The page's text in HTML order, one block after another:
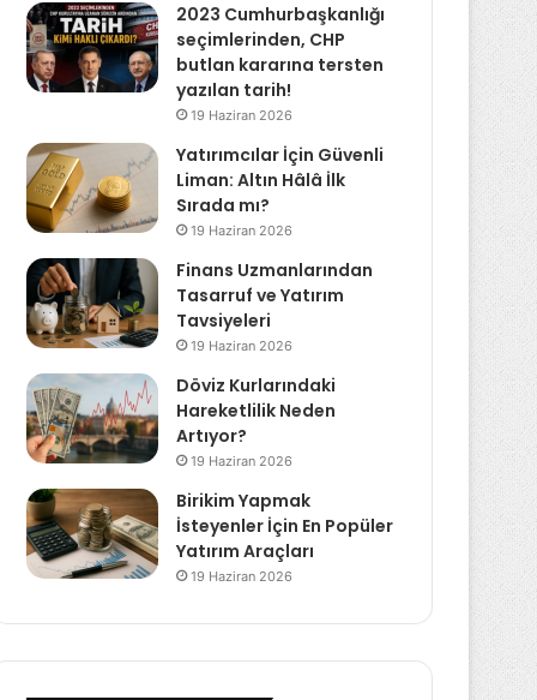
2023 Cumhurbaşkanlığı
seçimlerinden, CHP
butlan kararına tersten
yazılan tarih!
19 Haziran 2026
Yatırımcılar İçin Güvenli
Liman: Altın Hâlâ İlk
Sırada mı?
19 Haziran 2026
Finans Uzmanlarından
Tasarruf ve Yatırım
Tavsiyeleri
19 Haziran 2026
Döviz Kurlarındaki
Hareketlilik Neden
Artıyor?
19 Haziran 2026
Birikim Yapmak
İsteyenler İçin En Popüler
Yatırım Araçları
19 Haziran 2026